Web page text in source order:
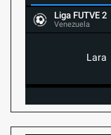
Liga FUTVE 2
Venezuela
Lara